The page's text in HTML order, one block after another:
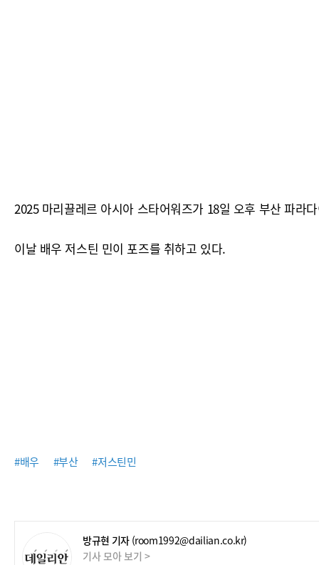
2025 마리끌레르 아시아 스타어워즈가 18일 오후 부산 파라
이날 배우 저스틴 민이 포즈를 취하고 있다.
#배우 #부산 #저스틴민
방규현 기자 (room1992@dailian.co.kr)
기사 모아 보기 >